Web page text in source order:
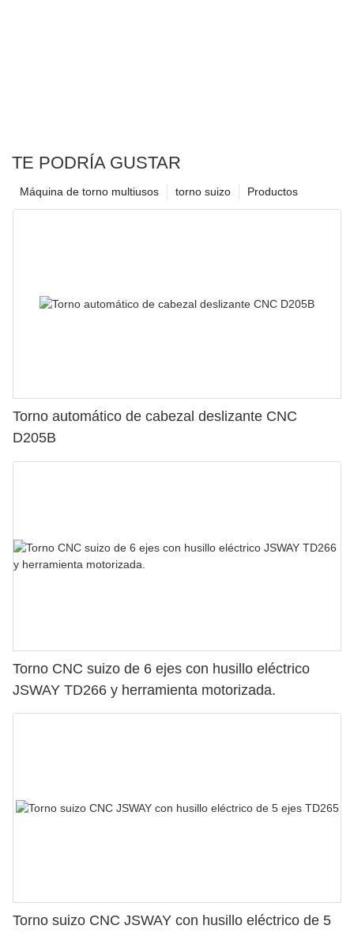
TE PODRÍA GUSTAR
Productos
torno suizo
Máquina de torno multiusos
Torno automático de cabezal deslizante CNC
D205B
Torno CNC suizo de 6 ejes con husillo eléctrico
JSWAY TD266 y herramienta motorizada.
Torno suizo CNC JSWAY con husillo eléctrico de 5